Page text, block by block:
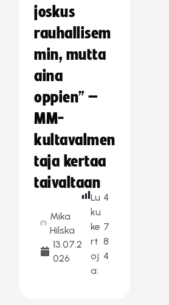
joskus
rauhallisem
min, mutta
aina
oppien” –
MM-
kultavalmen
taja kertaa
taivaltaan
Mika
Hilska
13.07.2
026
Lu
ku
ke
rt
oj
a:
4
7
8
4